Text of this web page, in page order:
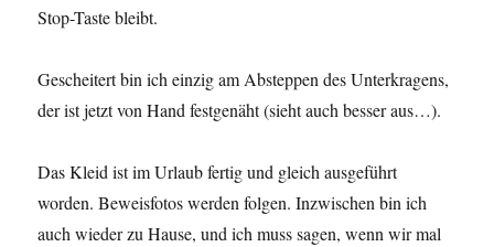
Stop-Taste bleibt.
Gescheitert bin ich einzig am Absteppen des Unterkragens,
der ist jetzt von Hand festgenäht (sieht auch besser aus…).
Das Kleid ist im Urlaub fertig und gleich ausgeführt
worden. Beweisfotos werden folgen. Inzwischen bin ich
auch wieder zu Hause, und ich muss sagen, wenn wir mal